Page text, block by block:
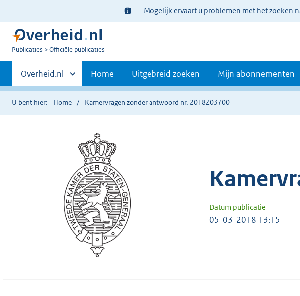
Ter
informatie:
Mogelijk ervaart u problemen met het zoeken
U
Publicaties Officiële publicaties
Primaire
navigatie
Andere
sites
binnen
Overheid.nl Home Uitgebreid zoeken Mijn abonnementen
U bent hier: Home Kamervragen zonder antwoord nr. 2018Z03700
Datum publicatie
05-03-2018 13:15